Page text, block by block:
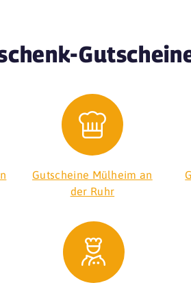
Gutscheine Mülheim an
der Ruhr